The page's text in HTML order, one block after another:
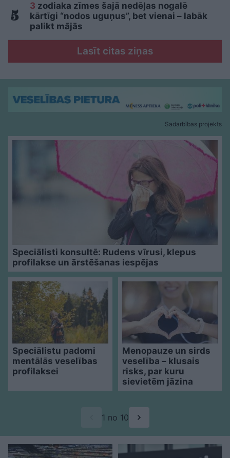
3 zodiaka zīmes šajā nedēļas nogalē
kārtīgi “nodos uguņus”, bet vienai – labāk
palikt mājās
Lasīt citas ziņas
Sadarbības projekts
Speciālisti konsultē: Rudens vīrusi, klepus
profilakse un ārstēšanas iespējas
Speciālistu padomi
mentālās veselības
profilaksei
Menopauze un sirds
veselība – klusais
risks, par kuru
sievietēm jāzina
1 no 10